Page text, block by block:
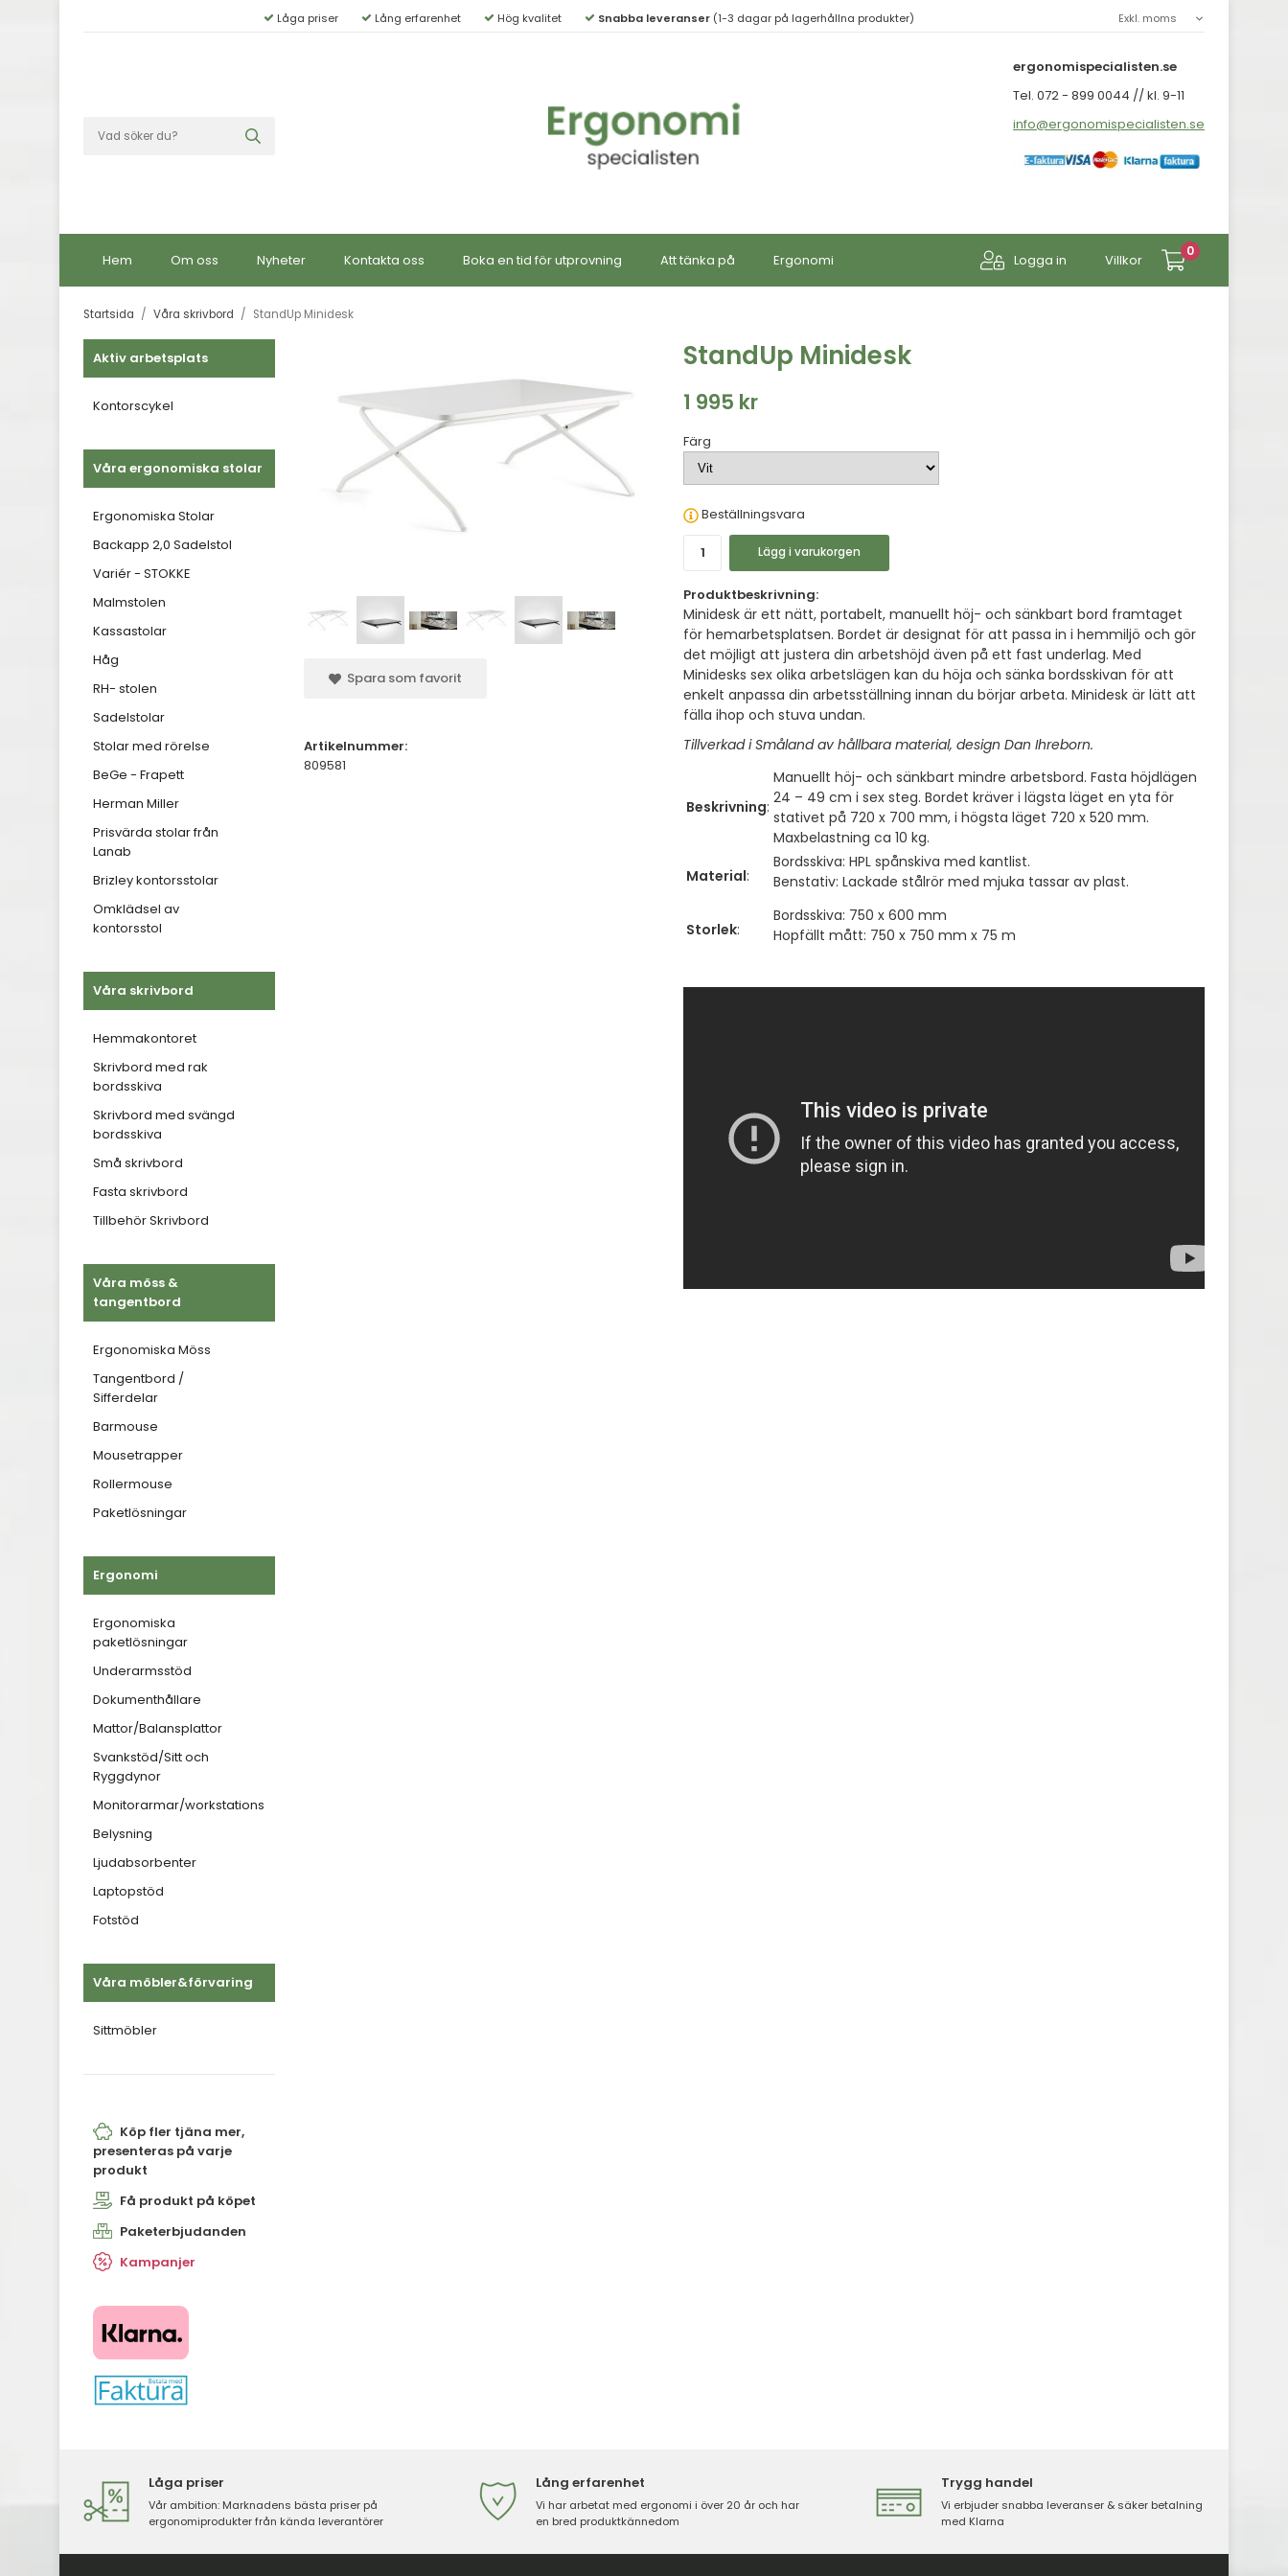
Låga priser Lång erfarenhet Hög kvalitet Snabba leveranser (1-3 dagar på lagerhållna produkter)
ergonomispecialisten.se
Tel. 072 - 899 0044 // kl. 9-11
info@ergonomispecialisten.se
Hem Om oss Nyheter Kontakta oss Boka en tid för utprovning Att tänka på Ergonomi Logga in Villkor 0
Startsida / Våra skrivbord / StandUp Minidesk
Aktiv arbetsplats
Kontorscykel
Våra ergonomiska stolar
Ergonomiska Stolar
Backapp 2,0 Sadelstol
Variér - STOKKE
Malmstolen
Kassastolar
Håg
RH- stolen
Sadelstolar
Stolar med rörelse
BeGe - Frapett
Herman Miller
Prisvärda stolar från
Lanab
Brizley kontorsstolar
Omklädsel av
kontorsstol
Våra skrivbord
Hemmakontoret
Skrivbord med rak
bordsskiva
Skrivbord med svängd
bordsskiva
Små skrivbord
Fasta skrivbord
Tillbehör Skrivbord
Våra möss &
tangentbord
Ergonomiska Möss
Tangentbord /
Sifferdelar
Barmouse
Mousetrapper
Rollermouse
Paketlösningar
Ergonomi
Ergonomiska
paketlösningar
Underarmsstöd
Dokumenthållare
Mattor/Balansplattor
Svankstöd/Sitt och
Ryggdynor
Monitorarmar/workstations
Belysning
Ljudabsorbenter
Laptopstöd
Fotstöd
Våra möbler&förvaring
Sittmöbler
Köp fler tjäna mer,
presenteras på varje
produkt
Få produkt på köpet
Paketerbjudanden
Kampanjer
StandUp Minidesk
1 995 kr
Färg
Beställningsvara
Lägg i varukorgen
Produktbeskrivning:
Minidesk är ett nätt, portabelt, manuellt höj- och sänkbart bord framtaget
för hemarbetsplatsen. Bordet är designat för att passa in i hemmiljö och gör
det möjligt att justera din arbetshöjd även på ett fast underlag. Med
Minidesks sex olika arbetslägen kan du höja och sänka bordsskivan för att
enkelt anpassa din arbetsställning innan du börjar arbeta. Minidesk är lätt att
fälla ihop och stuva undan.
Tillverkad i Småland av hållbara material, design Dan Ihreborn.
Beskrivning:
Manuellt höj- och sänkbart mindre arbetsbord. Fasta höjdlägen
24 – 49 cm i sex steg. Bordet kräver i lägsta läget en yta för
stativet på 720 x 700 mm, i högsta läget 720 x 520 mm.
Maxbelastning ca 10 kg.
Material:
Bordsskiva: HPL spånskiva med kantlist.
Benstativ: Lackade stålrör med mjuka tassar av plast.
Storlek:
Bordsskiva: 750 x 600 mm
Hopfällt mått: 750 x 750 mm x 75 m
Spara som favorit
Artikelnummer:
809581
Låga priser
Vår ambition: Marknadens bästa priser på
ergonomiprodukter från kända leverantörer
Lång erfarenhet
Vi har arbetat med ergonomi i över 20 år och har
en bred produktkännedom
Trygg handel
Vi erbjuder snabba leveranser & säker betalning
med Klarna